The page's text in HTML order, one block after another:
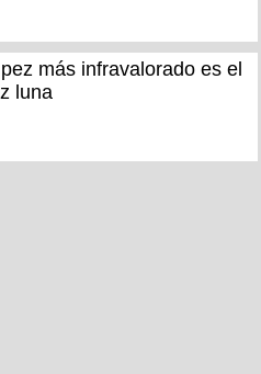
más infravalorado es el
luna